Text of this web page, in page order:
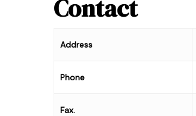
Contact
Address
Phone
Fax.